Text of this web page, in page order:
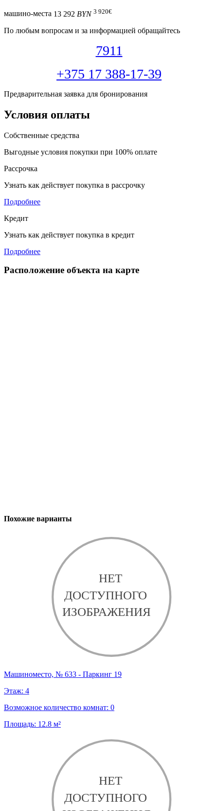
машино-места 13 292 BYN 3 920€
По любым вопросам и за информацией обращайтесь
7911
+375 17 388-17-39
Предварительная заявка для бронирования
Условия оплаты
Собственные средства
Выгодные условия покупки при 100% оплате
Рассрочка
Узнать как действует покупка в рассрочку
Подробнее
Кредит
Узнать как действует покупка в кредит
Подробнее
Расположение объекта на карте
Похожие варианты
Машиноместо, № 633 - Паркинг 19
Этаж: 4
Возможное количество комнат: 0
Площадь: 12.8 м²